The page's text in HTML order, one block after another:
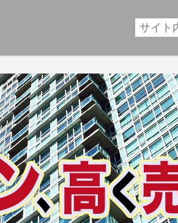
「売却」は時間はかかるが相場に準じた売却金
アパート、相続不動産など不動産売却のお悩み